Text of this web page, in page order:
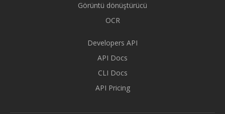
Görüntü dönüştürücü
OCR
Developers API
API Docs
CLI Docs
API Pricing